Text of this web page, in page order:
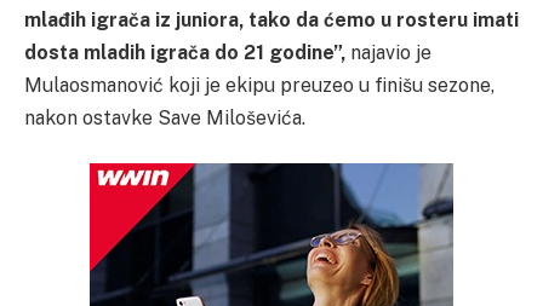
mlađih igrača iz juniora, tako da ćemo u rosteru imati
dosta mladih igrača do 21 godine”, najavio je
Mulaosmanović koji je ekipu preuzeo u finišu sezone,
nakon ostavke Save Miloševića.